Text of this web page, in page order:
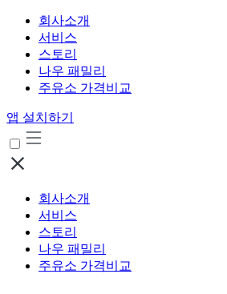
회사소개
서비스
스토리
나우 패밀리
주유소 가격비교
앱 설치하기
회사소개
서비스
스토리
나우 패밀리
주유소 가격비교